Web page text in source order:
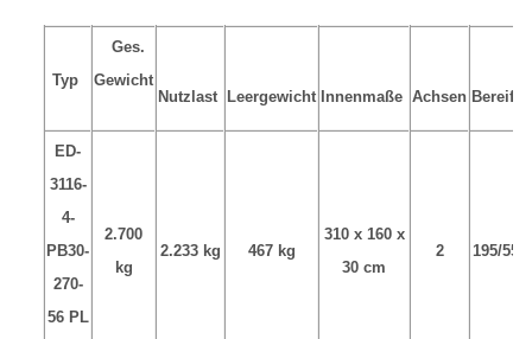
Typ
Ges.
Gewicht
Nutzlast Leergewicht Innenmaße Achsen
ED-
3116-
4-
PB30-
270-
56 PL
2.700
kg
2.233 kg 467 kg
310 x 160 x
30 cm
2 195/